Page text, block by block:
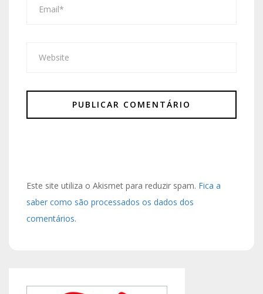
Este site utiliza o Akismet para reduzir spam. Fica a
saber como são processados os dados dos
comentários.